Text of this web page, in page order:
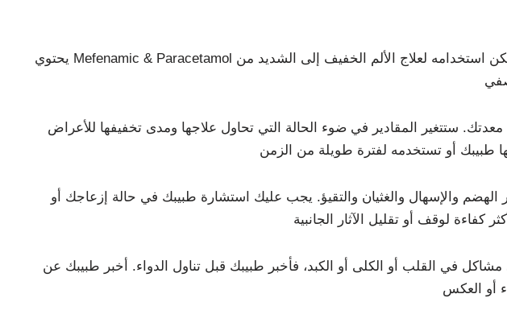
يحتوي Mefenamic & Paracetamol ت على نوعين فريدين من الأدوية. يستخدم لعلاج الحمى. علاوة على ذلك، يمكن استخدامه لعلاج الألم الخفيف إلى الشديد من
ستتغير المقادير في ضوء الحالة التي تحاول علاجها ومدى تخفيفها للأعراض
والإسهال والغثيان والتقيؤ. يجب عليك استشارة طبيبك في حالة إزعاجك أو
مشاكل في القلب أو الكلى أو الكبد، فأخبر طبيبك قبل تناول الدواء. أخبر طبيبك عن